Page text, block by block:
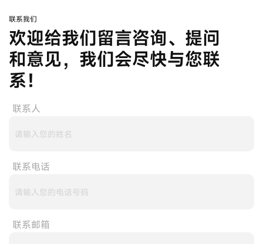
联系我们
欢迎给我们留言咨询、提问
和意见，我们会尽快与您联
系！
联系人
联系电话
联系邮箱